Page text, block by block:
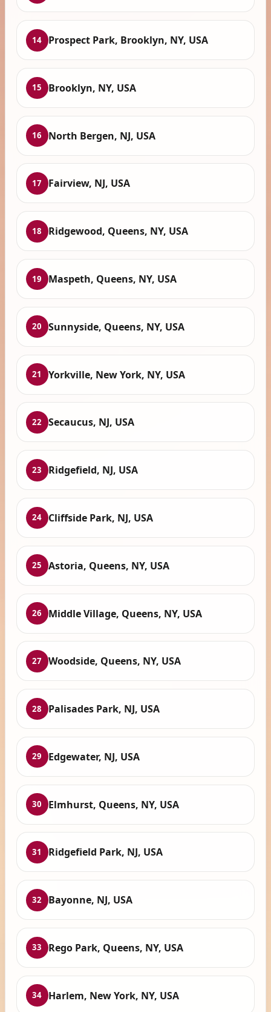
14 Prospect Park, Brooklyn, NY, USA
15 Brooklyn, NY, USA
16 North Bergen, NJ, USA
17 Fairview, NJ, USA
18 Ridgewood, Queens, NY, USA
19 Maspeth, Queens, NY, USA
20 Sunnyside, Queens, NY, USA
21 Yorkville, New York, NY, USA
22 Secaucus, NJ, USA
23 Ridgefield, NJ, USA
24 Cliffside Park, NJ, USA
25 Astoria, Queens, NY, USA
26 Middle Village, Queens, NY, USA
27 Woodside, Queens, NY, USA
28 Palisades Park, NJ, USA
29 Edgewater, NJ, USA
30 Elmhurst, Queens, NY, USA
31 Ridgefield Park, NJ, USA
32 Bayonne, NJ, USA
33 Rego Park, Queens, NY, USA
34 Harlem, New York, NY, USA